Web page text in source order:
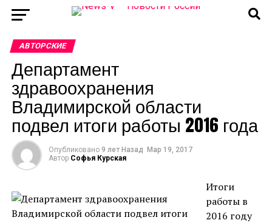
АВТОРСКИЕ
Департамент
здравоохранения
Владимирской области
подвел итоги работы 2016 года
Опубликовано 9 лет Назад
Мар 19, 2017
Автор Софья Курская
Итоги
работы в
2016 году